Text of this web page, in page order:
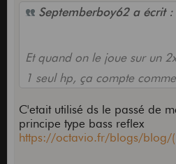
Septemberboy62 a écrit :
Et quand on le joue sur un
1 seul hp, ça compte
C'etait utilisé ds le passé de
principe type bass reflex
https://octavio.fr/blogs/blog/